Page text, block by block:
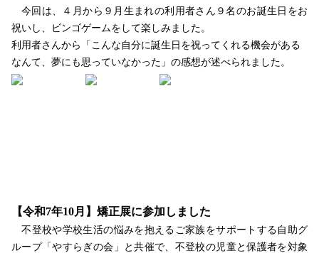
今回は、４月から９月生まれの利用者さん９名のお誕生日をお
祝いし、ビンゴゲームをして楽しみました。
利用者さんから「こんな自分に誕生日を祝ってくれる機会がある
なんて、夢にも思っていなかった」の感想が述べられました。
【令和7年10月】矯正展に参加しました
不登校や学校生活の悩みを抱えるご家族をサポートする自助グ
ループ「やすらぎの会」と共催で、不登校の児童と保護者を対象